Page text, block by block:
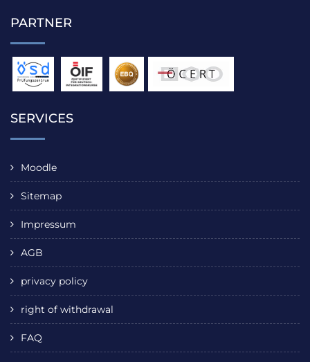
PARTNER
SERVICES
Moodle
Sitemap
Impressum
AGB
privacy policy
right of withdrawal
FAQ